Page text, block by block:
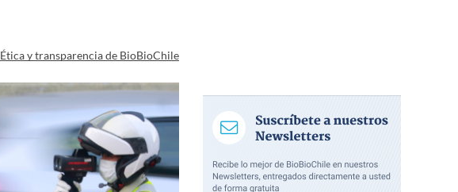
Ética y transparencia de BioBioChile